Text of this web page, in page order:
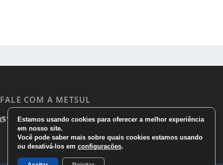
FALE COM A METSUL
(51) 3533 1983|(51)3785 7752| comercial@metsul.com
Estamos usando cookies para oferecer a melhor experiência
em nosso site.
Você pode saber mais sobre quais cookies estamos usando
ou desativá-los em configurações.